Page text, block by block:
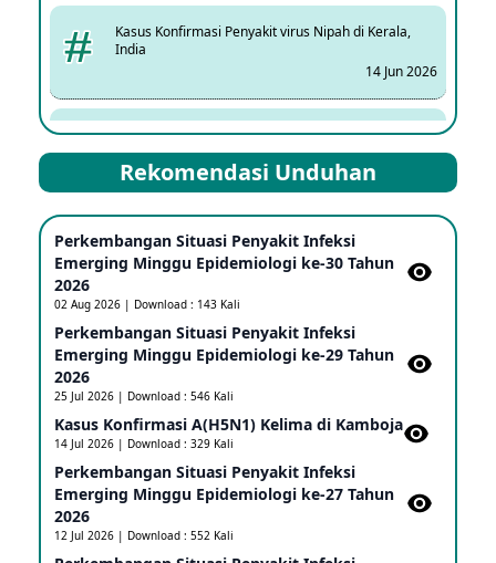
Kasus Konfirmasi Penyakit virus Nipah di Kerala,
India
14 Jun 2026
Kasus Dicurigai Penyakit virus Nipah di Kerala, India
12 Jun 2026
25 May 2026
23 May 2026
dan Uganda Sebagai PHEIC
Rekomendasi Unduhan
Perkembangan Situasi Penyakit Infeksi
Emerging Minggu Epidemiologi ke-30 Tahun
2026
02 Aug 2026 | Download : 143 Kali
Perkembangan Situasi Penyakit Infeksi
Emerging Minggu Epidemiologi ke-29 Tahun
2026
25 Jul 2026 | Download : 546 Kali
Kasus Konfirmasi A(H5N1) Kelima di Kamboja​
14 Jul 2026 | Download : 329 Kali
Perkembangan Situasi Penyakit Infeksi
Emerging Minggu Epidemiologi ke-27 Tahun
2026
12 Jul 2026 | Download : 552 Kali